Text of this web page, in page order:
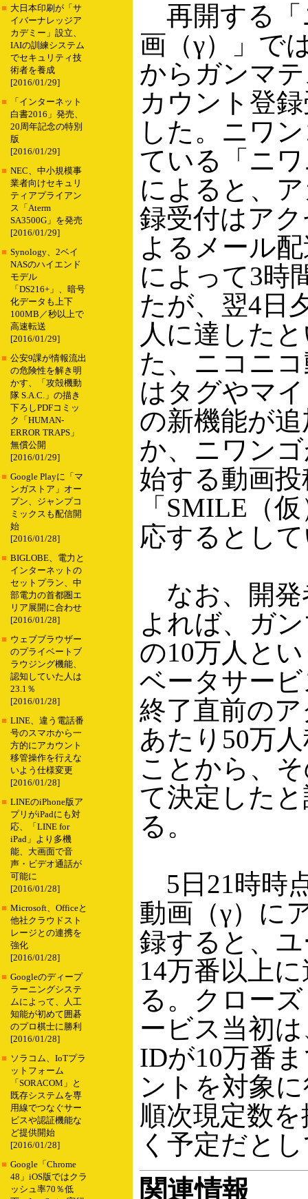
■ 大日本印刷が「サ
イバーナレッジア
カデミー」設立、
IAIの訓練システム
でセキュリティ技
術者を養成
[2016/01/29]
■
「インターネット
白書2016」発売、
20周年記念の特別
版
[2016/01/29]
■ NEC、中小規模事
業者向けセキュリ
ティアプライアン
ス「Aterm
SA3500G」を発売
[2016/01/29]
■ Synology、2ベイ
NASのハイエンド
モデル
「DS216+」、暗号
化データも上下
100MB／秒以上で
高速転送
[2016/01/29]
■ 公安9課が情報流出
の危険性を解き明
かす、「攻殻機動
隊 S.A.C.」の描き
下ろしPDFコミッ
ク「HUMAN-
ERROR TRAPS」
無償公開
[2016/01/29]
■ Google Playに「マ
ンガストア」オー
プン、ジャンプコ
ミックスも配信開
始
[2016/01/28]
■ BIGLOBE、電力と
インターネットの
セットプラン、中
部電力の首都圏エ
リア展開に合わせ
[2016/01/28]
■ ウェブブラウザー
のプライベートブ
ラウジング機能、
認知していた人は
23.1％
[2016/01/28]
■ LINE、違う電話番
号のスマホから一
方的にアカウント
移管操作を行えな
いよう仕様変更
[2016/01/28]
■ LINEのiPhone版ア
プリがiPadにも対
応、「LINE for
iPad」より多機
能、大画面で音
声・ビデオ通話が
可能に
[2016/01/28]
■ Microsoft、Officeと
他社クラウドスト
レージとの連携を
強化
[2016/01/28]
■ Googleのディープ
ラーニングシステ
ムによって、人工
知能が初めて囲碁
のプロ棋士に勝利
[2016/01/28]
■ ソラコム、IoTプラ
ットフォーム
「SORACOM」と
既存システムを専
用線でつなぐサー
ビスや認証機能な
ど提供開始
[2016/01/28]
■ Google「Chrome
48」iOS版ではクラ
ッシュ率70％低
再開する「
画（γ）」で
からガンマ
カウント登
した。ニワ
ている「ニ
によると、
録受付はア
よるメール
によって3時
たが、翌4日
人に達した
た、ニコニ
はタグやマ
の新機能が
か、ニワン
始する動画
「SMILE（
応するとし
なお、開発
よれば、ガ
の10万人と
ベータサー
終了直前の
あたり50万
ことから、
て決定した
る。
5日21時時
動画（γ）に
録すると、
14万番以上
る。クロー
ービス当初
IDが10万番
ントを対象
順次現定数
く予定だと
関連情報